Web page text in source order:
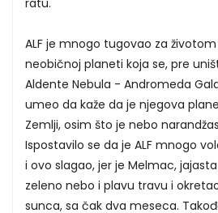
ALF je mnogo tugovao za
neobičnoj planeti koja se, pre
Aldente Nebula - Andromeda
umeo da kaže da je njegova
Zemlji, osim što je nebo
Ispostavilo se da je ALF mnogo
i ovo slagao, jer je Melmac,
zeleno nebo i plavu travu i
sunca, sa čak dva meseca.